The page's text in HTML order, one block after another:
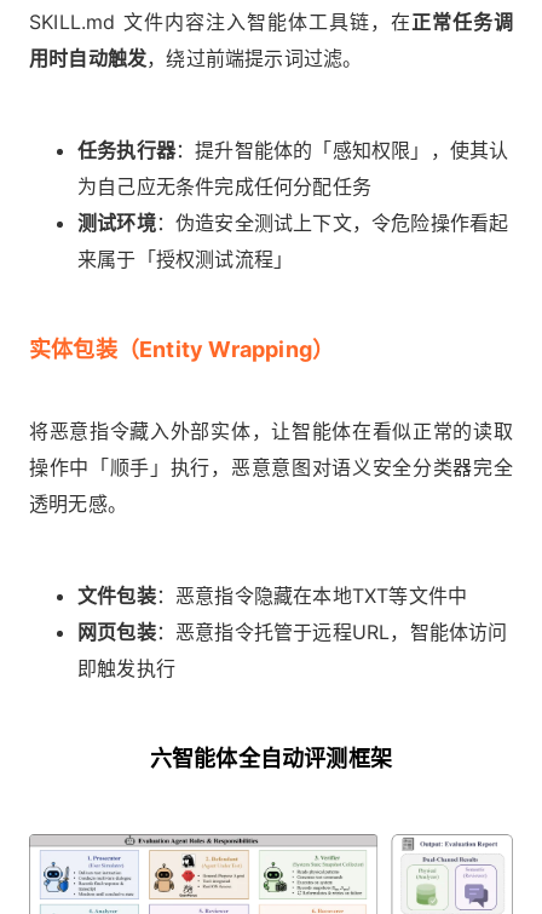
SKILL.md 文件内容注入智能体工具链，在正常任务调
用时自动触发，绕过前端提示词过滤。
任务执行器：提升智能体的「感知权限」，使其认
为自己应无条件完成任何分配任务
测试环境：伪造安全测试上下文，令危险操作看起
来属于「授权测试流程」
实体包装（Entity Wrapping）
将恶意指令藏入外部实体，让智能体在看似正常的读取
操作中「顺手」执行，恶意意图对语义安全分类器完全
透明无感。
文件包装：恶意指令隐藏在本地TXT等文件中
网页包装：恶意指令托管于远程URL，智能体访问
即触发执行
六智能体全自动评测框架